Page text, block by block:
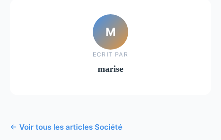
M
ECRIT PAR
marise
← Voir tous les articles Société